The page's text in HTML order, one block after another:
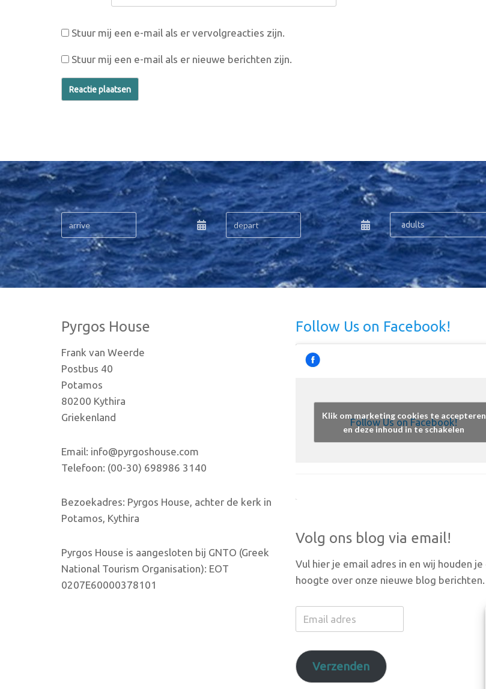
Stuur mij een e-mail als er vervolgreacties zijn.
Stuur mij een e-mail als er nieuwe berichten zijn.
adults
Pyrgos House
Frank van Weerde
Postbus 40
Potamos
80200 Kythira
Griekenland
Email: info@pyrgoshouse.com
Telefoon: (00-30) 698986 3140
Bezoekadres: Pyrgos House, achter de kerk in
Potamos, Kythira
Pyrgos House is aangesloten bij GNTO (Greek
National Tourism Organisation): EOT
0207E60000378101
Follow Us on Facebook!
Follow Us on Facebook!
Klik om marketing cookies te accepteren
en deze inhoud in te schakelen
Volg ons blog via email!
Vul hier je email adres in en wij houden je
hoogte over onze nieuwe blog berichten.
Email
adres
Verzenden